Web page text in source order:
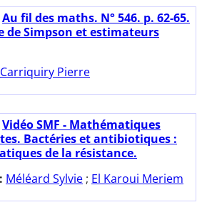
Au fil des maths. N° 546. p. 62-65.
de Simpson et estimateurs
Carriquiry Pierre
Vidéo SMF - Mathématiques
Bactéries et antibiotiques :
de la résistance.
Méléard Sylvie ; El Karoui Meriem